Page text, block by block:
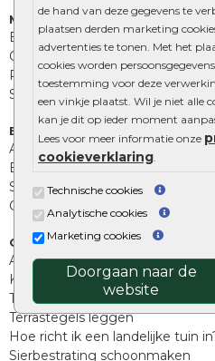
de hand van deze gegevens te
plaatsen derden marketing
advertenties te tonen. Met het
cookies worden
toestemming voor deze
een vinkje plaatst. Wil je niet alle
kan je dit op ieder moment
Lees voor meer informatie onze
cookieverklaring
Technische cookies
Analytische cookies
Marketing cookies
Doorgaan naar de
website
Muurelementen
Betonbielzen
Opsluitbanden
Palissades
Stapelblokken
Extra benodigdheden
Afwatering en diversen
Beplantings en betonelementen
Split, grind en zand
Oprit tegels
Overig
Aanbiedingen
Kunstgras
Tuintegels outlet
Terrastegels leggen
Hoe richt ik een landelijke tuin
Sierbestrating schoonmaken